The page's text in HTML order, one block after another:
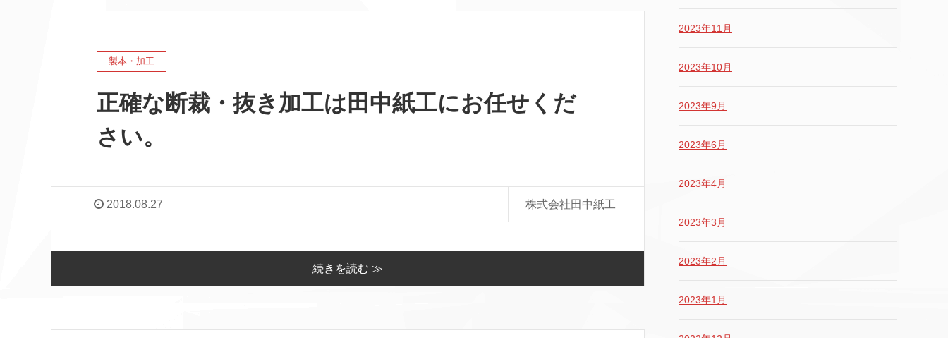
製本・加工
正確な断裁・抜き加工は田中紙工にお任せくだ
さい。
2018.08.27 株式会社田中紙工
続きを読む ≫
2023年11月
2023年10月
2023年9月
2023年6月
2023年4月
2023年3月
2023年2月
2023年1月